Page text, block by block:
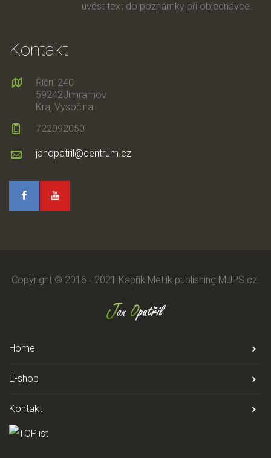
uvést text do poznámky při objednávce.
Kontakt
Říční 240
59242Jimramov
Kraj Vysočina
722092050
janopatril@centrum.cz
Copyright © 2016 - 2021 Kapřík Metlík publishing MUPS.cz.
Home
E-shop
Kontakt